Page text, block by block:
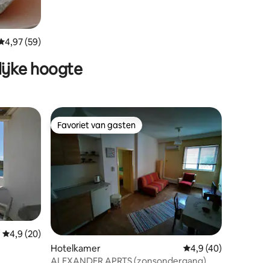
beoordeling van 4,97 uit 5, 59 recensies
4,97 (59)
hoogte
Gemiddelde beoordeling van 4,9 uit 5, 20 recensies
4,9 (20)
Favoriet van gasten
Favoriet van gasten
Hotelkamer Gemiddelde
4,9 (40)